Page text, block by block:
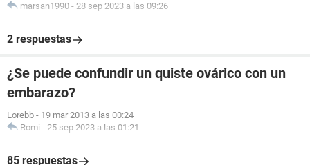
marsan1990 - 28 sep 2023 a las 09:26
2 respuestas
¿Se puede confundir un quiste ovárico con un
embarazo?
Lorebb - 19 mar 2013 a las 00:24
Romi - 25 sep 2023 a las 01:21
85 respuestas